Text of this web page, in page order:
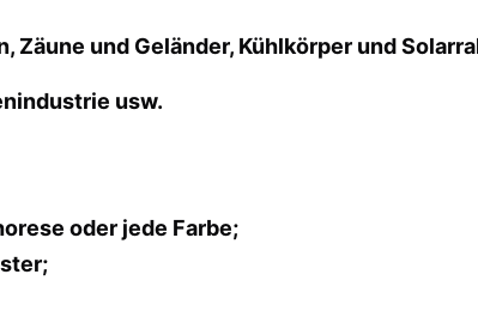
und Geländer, Kühlkörper und
usw.
oder jede Farbe;